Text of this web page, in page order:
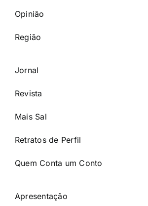
Opinião
Região
Jornal
Revista
Mais Sal
Retratos de Perfil
Quem Conta um Conto
Apresentação